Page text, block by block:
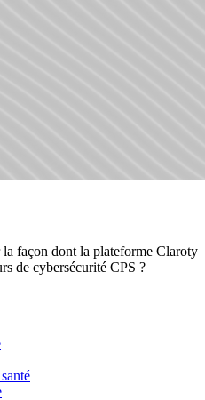
façon dont la plateforme Claroty
de cybersécurité CPS ?